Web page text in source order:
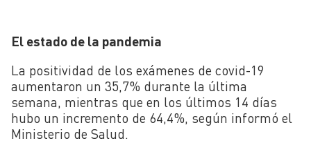
El estado de la pandemia
La positividad de los exámenes de covid-19
aumentaron un 35,7% durante la última
semana, mientras que en los últimos 14 días
hubo un incremento de 64,4%, según informó el
Ministerio de Salud.